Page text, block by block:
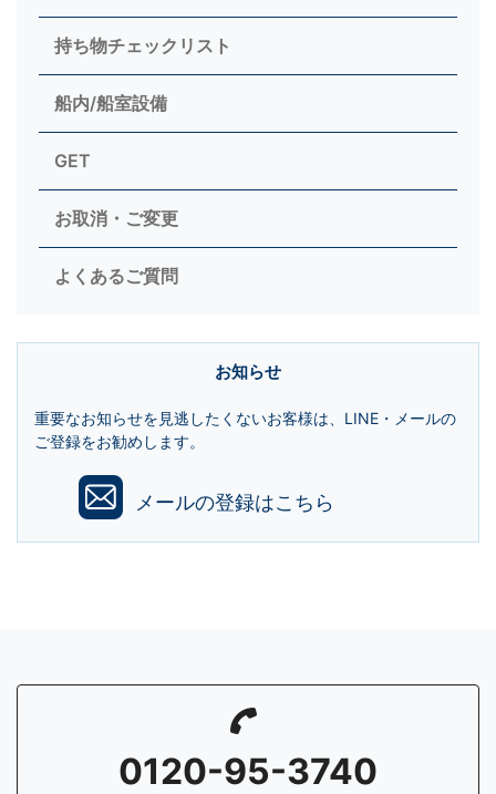
持ち物チェックリスト
船内/船室設備
GET
お取消・ご変更
よくあるご質問
お知らせ
重要なお知らせを見逃したくないお客様は、LINE・メールの
ご登録をお勧めします。
メールの登録はこちら
0120-95-3740